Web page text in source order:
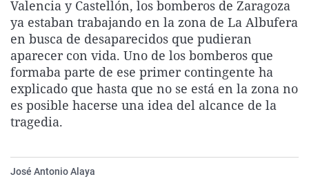
La rosa de los vientos
Gente viajera
Como el perro y el
Caso
Retornados
Equipo de
Operación Viuda
Extremadura
Galicia
La Rioja
Navarra
País Vasco
Virales
Televisión
Elecciones
Valencia y Castellón, los bomberos de Zaragoza
ya estaban trabajando en la zona de La Albufera
en busca de desaparecidos que pudieran
aparecer con vida. Uno de los bomberos que
formaba parte de ese primer contingente ha
explicado que hasta que no se está en la zona no
es posible hacerse una idea del alcance de la
tragedia.
José Antonio Alaya